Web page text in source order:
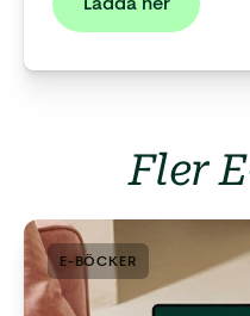
Fler
E-BÖCKER